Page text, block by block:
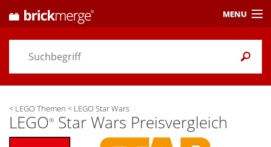
< LEGO Themen < LEGO Star Wars
LEGO® Star Wars Preisvergleich
MENU
Preisvergleich
Themen/ Händler
Alarme& Wunschlisten